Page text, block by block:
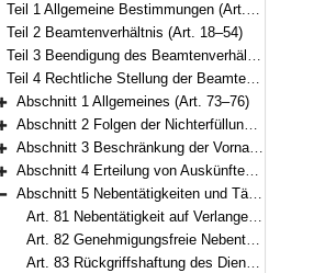
Bereich erweitern
Teil 1 Allgemeine Bestimmungen (Art. 2–17)
Bereich erweitern
Teil 2 Beamtenverhältnis (Art. 18–54)
Bereich erweitern
Teil 3 Beendigung des Beamtenverhältnisses (Art. 55–72)
Bereich reduzieren
Teil 4 Rechtliche Stellung der Beamten und Beamtinnen (Art. 73–111)
Bereich erweitern
Abschnitt 1 Allgemeines (Art. 73–76)
Bereich erweitern
Abschnitt 2 Folgen der Nichterfüllung von Pflichten (Art. 77–78)
Bereich erweitern
Abschnitt 3 Beschränkung der Vornahme von Amtshandlungen (Art. 79)
Bereich erweitern
Abschnitt 4 Erteilung von Auskünften (Art. 80)
Bereich reduzieren
Abschnitt 5 Nebentätigkeiten und Tätigkeiten von Ruhestandsbeamten und Ruhestandsbeamtinnen sowie früheren Beamten und Beamtinnen mit Versorgungsbezügen (Art. 81–86)
Art. 81 Nebentätigkeit auf Verlangen des Dienstherrn, Genehmigungspflicht
Art. 82 Genehmigungsfreie Nebentätigkeit
Art. 83 Rückgriffshaftung des Dienstherrn